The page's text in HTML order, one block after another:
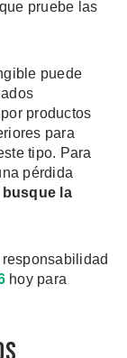
pruebe las
puede
productos
para
tipo. Para
pérdida
busque la
hoy para